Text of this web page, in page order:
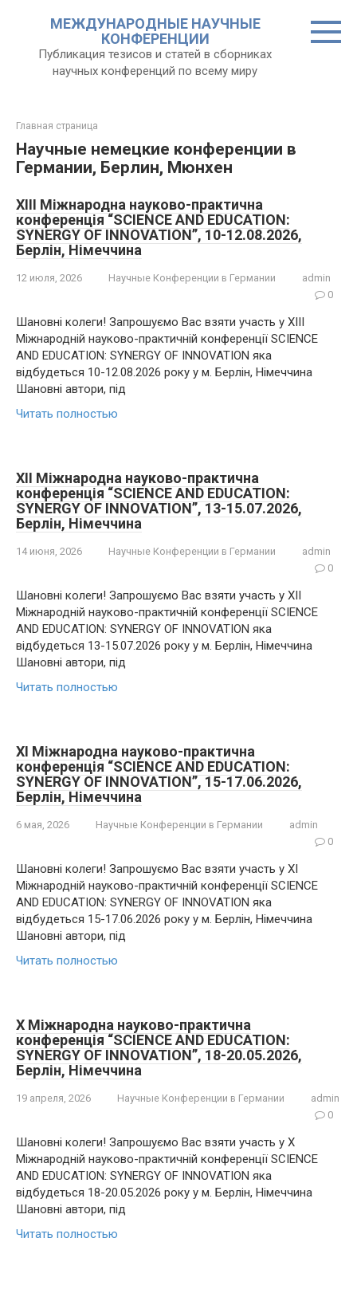
МЕЖДУНАРОДНЫЕ НАУЧНЫЕ
КОНФЕРЕНЦИИ
Публикация тезисов и статей в сборниках
научных конференций по всему миру
Главная страница
Научные немецкие конференции в
Германии, Берлин, Мюнхен
XIII Міжнародна науково-практична
конференція “SCIENCE AND EDUCATION:
SYNERGY OF INNOVATION”, 10-12.08.2026,
Берлін, Німеччина
12 июля, 2026 Научные Конференции в Германии
admin
0
Шановні колеги! Запрошуємо Вас взяти участь у XIII
Міжнародній науково-практичній конференції SCIENCE
AND EDUCATION: SYNERGY OF INNOVATION яка
відбудеться 10-12.08.2026 року у м. Берлін, Німеччина
Шановні автори, під
Читать полностью
XII Міжнародна науково-практична
конференція “SCIENCE AND EDUCATION:
SYNERGY OF INNOVATION”, 13-15.07.2026,
Берлін, Німеччина
14 июня, 2026 Научные Конференции в Германии
admin
0
Шановні колеги! Запрошуємо Вас взяти участь у XII
Міжнародній науково-практичній конференції SCIENCE
AND EDUCATION: SYNERGY OF INNOVATION яка
відбудеться 13-15.07.2026 року у м. Берлін, Німеччина
Шановні автори, під
Читать полностью
XI Міжнародна науково-практична
конференція “SCIENCE AND EDUCATION:
SYNERGY OF INNOVATION”, 15-17.06.2026,
Берлін, Німеччина
6 мая, 2026 Научные Конференции в Германии
admin
0
Шановні колеги! Запрошуємо Вас взяти участь у XI
Міжнародній науково-практичній конференції SCIENCE
AND EDUCATION: SYNERGY OF INNOVATION яка
відбудеться 15-17.06.2026 року у м. Берлін, Німеччина
Шановні автори, під
Читать полностью
X Міжнародна науково-практична
конференція “SCIENCE AND EDUCATION:
SYNERGY OF INNOVATION”, 18-20.05.2026,
Берлін, Німеччина
19 апреля, 2026 Научные Конференции в Германии
admin
0
Шановні колеги! Запрошуємо Вас взяти участь у X
Міжнародній науково-практичній конференції SCIENCE
AND EDUCATION: SYNERGY OF INNOVATION яка
відбудеться 18-20.05.2026 року у м. Берлін, Німеччина
Шановні автори, під
Читать полностью